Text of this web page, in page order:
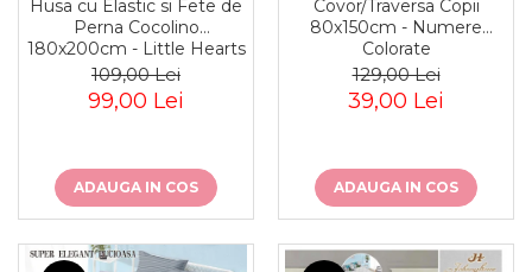
Husa cu Elastic si Fete de
Perna Cocolino
180x200cm - Little Hearts
109,00 Lei
99,00 Lei
ADAUGA IN COS
Covor/Traversa Copii
80x150cm - Numere
Colorate
129,00 Lei
39,00 Lei
ADAUGA IN COS